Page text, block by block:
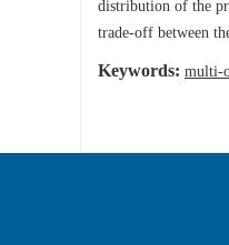
distribution of the
trade-off between
Keywords: multi-